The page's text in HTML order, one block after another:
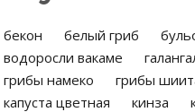
бекон белый гриб
водоросли вакаме
грибы намеко
грибы
капуста цветная
кинза